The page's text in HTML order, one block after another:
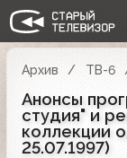
Архив ТВ-6
Анонсы
студия" и
коллекции
25.07.1997)